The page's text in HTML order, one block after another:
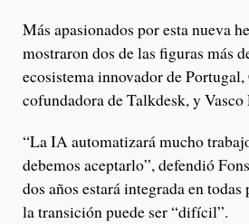
Más apasionados por esta nueva
mostraron dos de las figuras más
ecosistema innovador de
cofundadora de Talkdesk, y Vasco
“La IA automatizará mucho
debemos aceptarlo”, defendió
dos años estará integrada en
la transición puede ser “difícil”.